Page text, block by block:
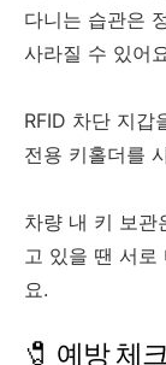
다니는 습관은
사라질 수 있어
RFID 차단 지갑
전용 키홀더를
차량 내 키 보관
고 있을 땐 서로
요.
🧷 예방 체